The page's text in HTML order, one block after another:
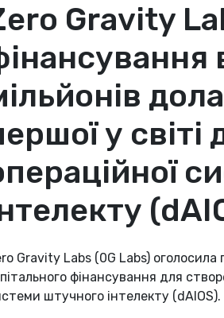
Gravity
у світі
Gravity Labs (0G Labs) оголосила
фінансування для
штучного інтелекту (dAIOS).